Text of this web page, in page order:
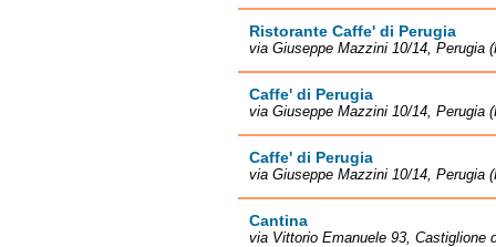
Ristorante Caffe' di Perugia
via Giuseppe Mazzini 10/14, Perugia
Caffe' di Perugia
via Giuseppe Mazzini 10/14, Perugia
Caffe' di Perugia
via Giuseppe Mazzini 10/14, Perugia
Cantina
via Vittorio Emanuele 93, Castiglione